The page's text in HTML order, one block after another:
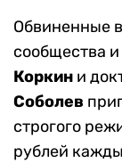
Обвиненные
сообщества
Коркин и
Соболев
строгого
рублей